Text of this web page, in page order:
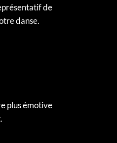
de
danse.
plus émotive